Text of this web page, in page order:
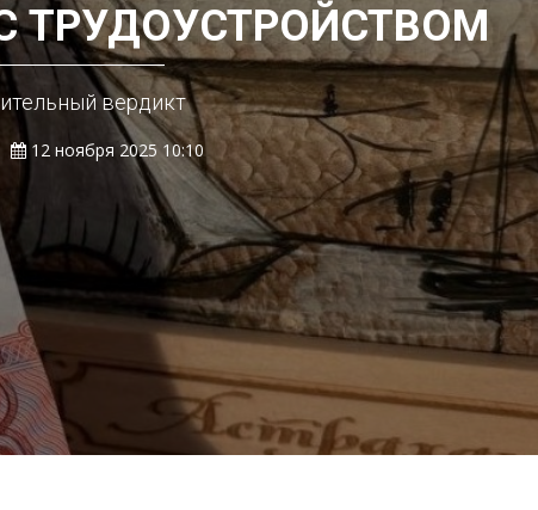
ТРУДОУСТРОЙСТВОМ
вердикт
12 ноября 2025 10:10